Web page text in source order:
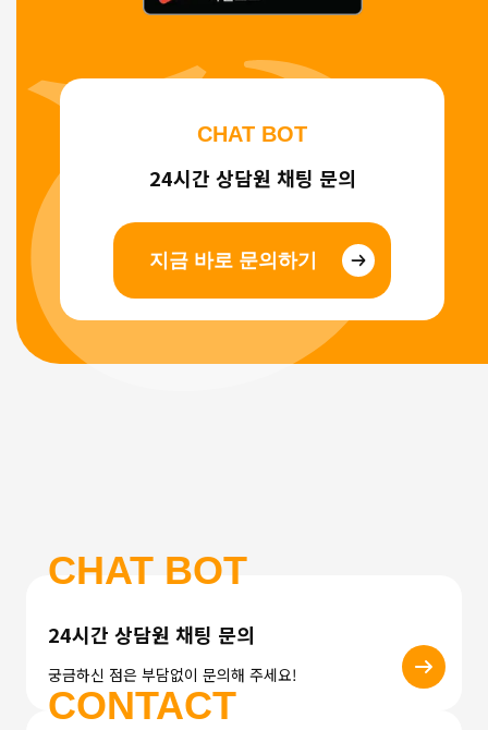
CHAT BOT
24시간 상담원 채팅 문의
지금 바로 문의하기
CHAT BOT
24시간 상담원 채팅 문의
궁금하신 점은 부담없이 문의해 주세요!
CONTACT